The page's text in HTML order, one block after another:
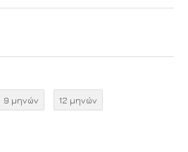
9 μηνών 12 μηνών